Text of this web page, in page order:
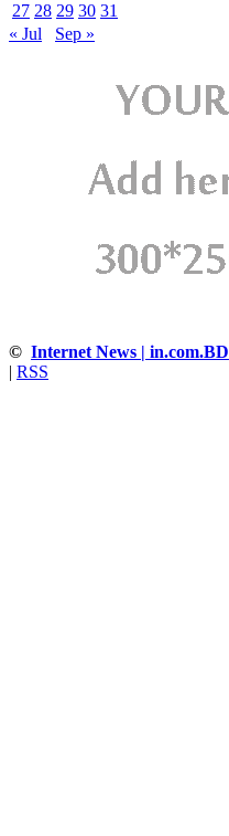
27 28 29 30 31
« Jul
Sep »
© Internet News | in.com.BD
RSS